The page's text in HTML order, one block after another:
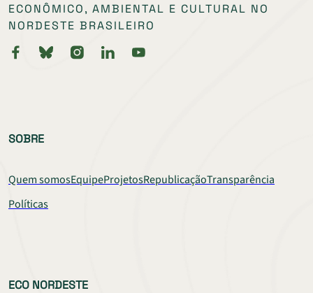
ECONÔMICO, AMBIENTAL E CULTURAL NO
NORDESTE BRASILEIRO
SOBRE
Quem somosEquipeProjetosRepublicaçãoTransparência
Políticas
ECO NORDESTE